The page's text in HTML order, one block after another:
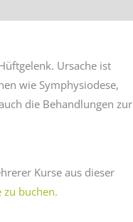
Ursache ist
wie Symphysiodese,
die Behandlungen zur
Kurse aus dieser
zu buchen.